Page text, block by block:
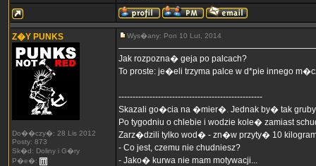
Z�Y PUNKS
Do��czy�: 28 Lis 2012
Posty: 873
Sk�d: Doliny i G�ry
P�e�:
Wys�any: Pon 10 Lut, 2014
Jak rozpozna� geja po palcach?
To proste: je�eli trzyma palce w d*pie innego
---------------------------------------------------
Skazali go�cia na �mier�. Jednak by� tak
Po tygodniu o chlebie i wodzie kole� zamiast
Zarz�dzili tylko wod� - zn�w przyty� 10
- Co jest, czemu nie chudniesz?
- Jako� kurwa nie mam motywacji...